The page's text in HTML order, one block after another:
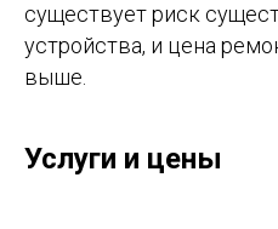
существует риск
устройства, и цена
выше.
Услуги и цены